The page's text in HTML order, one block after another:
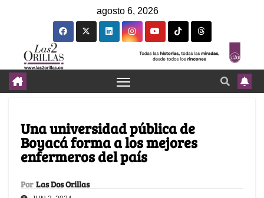
agosto 6, 2026
Una universidad pública de
Boyacá forma a los mejores
enfermeros del país
Por Las Dos Orillas